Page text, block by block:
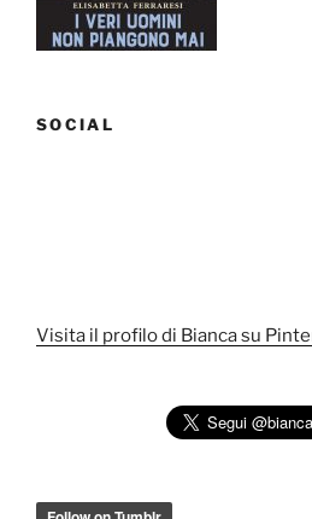
SOCIAL
Visita il profilo di Bianca su